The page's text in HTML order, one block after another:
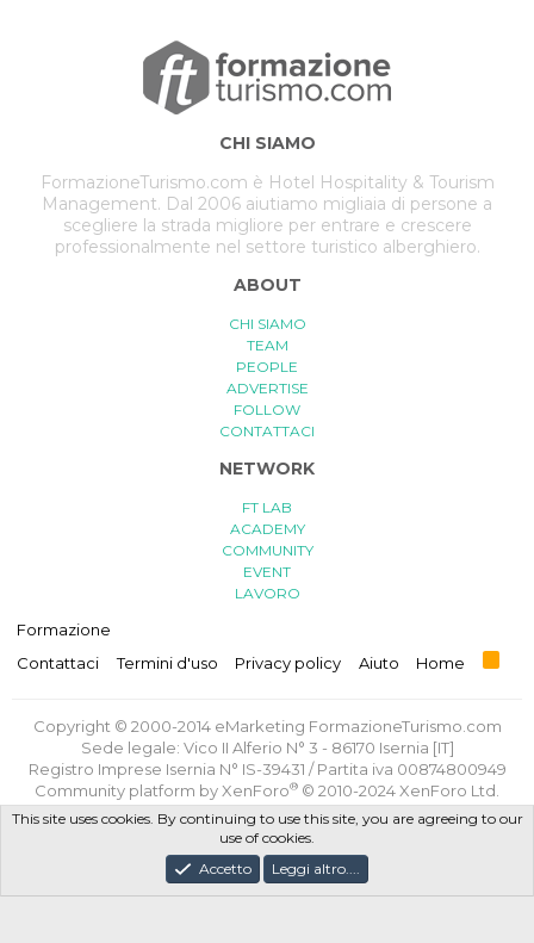
CHI SIAMO
FormazioneTurismo.com è Hotel Hospitality & Tourism
Management. Dal 2006 aiutiamo migliaia di persone a
scegliere la strada migliore per entrare e crescere
professionalmente nel settore turistico alberghiero.
ABOUT
CHI SIAMO
TEAM
PEOPLE
ADVERTISE
FOLLOW
CONTATTACI
NETWORK
FT LAB
ACADEMY
COMMUNITY
EVENT
LAVORO
Formazione
Contattaci
Termini d'uso Privacy policy Aiuto Home
R
S
Copyright © 2000-2014 eMarketing FormazioneTurismo.com
Sede legale: Vico II Alferio N° 3 - 86170 Isernia [IT]
Registro Imprese Isernia N° IS-39431 / Partita iva 00874800949
Community platform by XenForo® © 2010-2024 XenForo Ltd.
Traduzione italiana
XenForge.com
Termini e Condizioni d'uso
Progettato e realizzato con amore e sacrifici da
This site uses cookies. By continuing to use this site, you are agreeing to our
use of cookies.
Accetto
Leggi altro....